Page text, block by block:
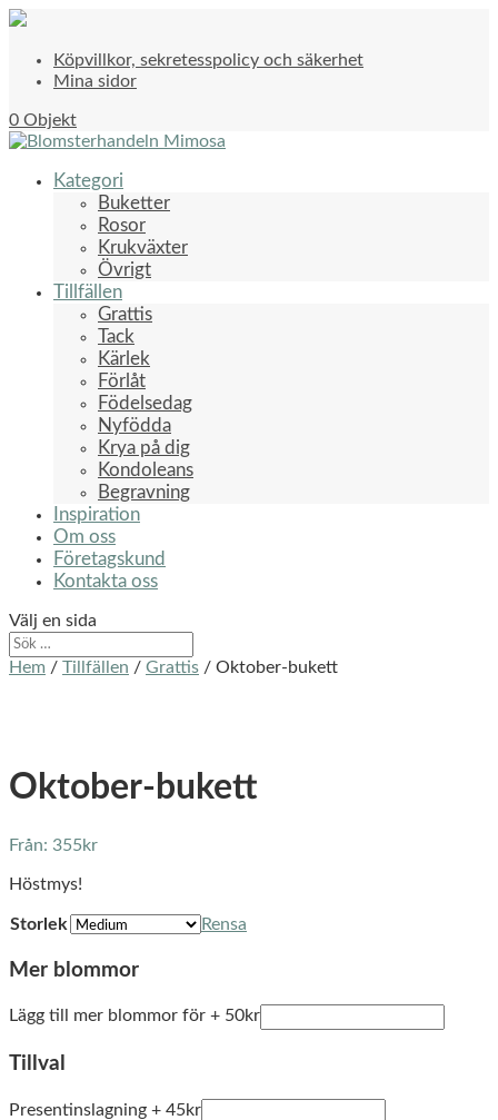
Köpvillkor, sekretesspolicy och säkerhet
Mina sidor
0 Objekt
Kategori
Buketter
Rosor
Krukväxter
Övrigt
Tillfällen
Grattis
Tack
Kärlek
Förlåt
Födelsedag
Nyfödda
Krya på dig
Kondoleans
Begravning
Inspiration
Om oss
Företagskund
Kontakta oss
Välj en sida
Hem / Tillfällen / Grattis / Oktober-bukett
Oktober-bukett
Från: 355kr
Höstmys!
Storlek Rensa
Mer blommor
Lägg till mer blommor för + 50kr
Tillval
Presentinslagning + 45kr